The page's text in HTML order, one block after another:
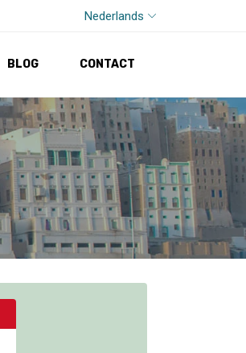
Nederlands
BLOG CONTACT